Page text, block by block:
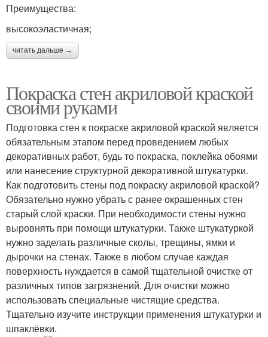
Преимущества:
высокоэластичная;
читать дальше →
Покраска стен акриловой краской
своими руками
Подготовка стен к покраске акриловой краской является
обязательным этапом перед проведением любых
декоративных работ, будь то покраска, поклейка обоями
или нанесение структурной декоративной штукатурки.
Как подготовить стены под покраску акриловой краской?
Обязательно нужно убрать с ранее окрашенных стен
старый слой краски. При необходимости стены нужно
выровнять при помощи штукатурки. Также штукатуркой
нужно заделать различные сколы, трещины, ямки и
дырочки на стенах. Также в любом случае каждая
поверхность нуждается в самой тщательной очистке от
различных типов загрязнений. Для очистки можно
использовать специальные чистящие средства.
Тщательно изучите инструкции применения штукатурки и
шпаклёвки.